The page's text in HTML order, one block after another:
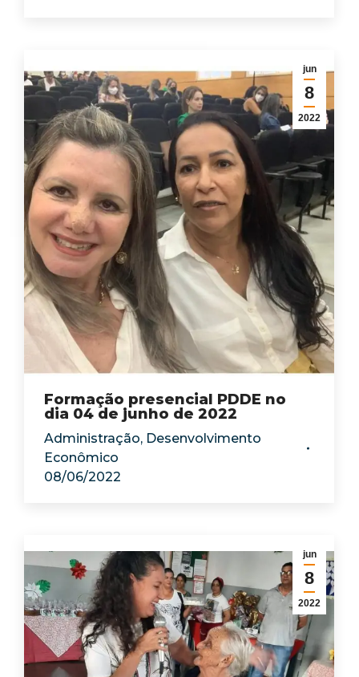
jun
8
2022
Formação presencial PDDE no
dia 04 de junho de 2022
Administração, Desenvolvimento
Econômico
08/06/2022
jun
8
2022